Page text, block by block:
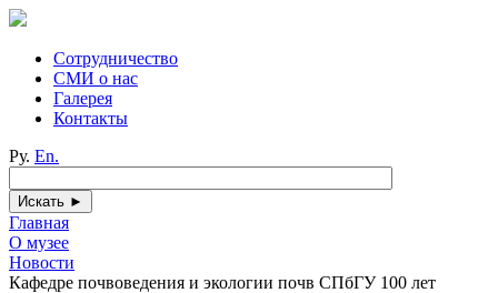
Сотрудничество
СМИ о нас
Галерея
Контакты
Ру. En.
Главная
О музее
Новости
Кафедре почвоведения и экологии почв СПбГУ 100 лет